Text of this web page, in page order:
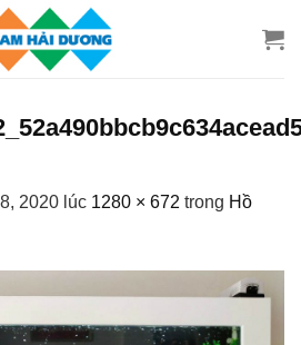
2020 lúc 1280 × 672 trong Hồ